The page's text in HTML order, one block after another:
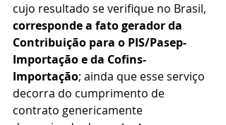
cujo resultado se verifique no Brasil,
corresponde a fato gerador da
Contribuição para o PIS/Pasep-
Importação e da Cofins-
Importação; ainda que esse serviço
decorra do cumprimento de
contrato genericamente